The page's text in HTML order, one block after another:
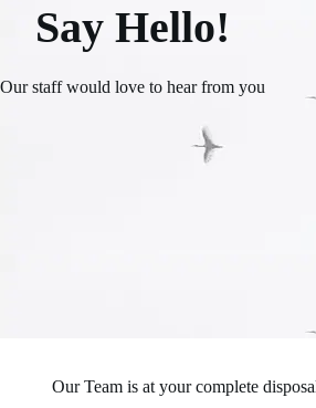
Say Hello!
Our staff would love to hear from you
Our Team is at your complete